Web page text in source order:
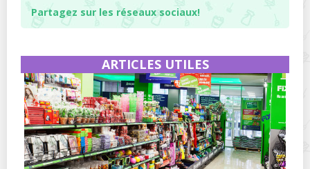
Partagez sur les réseaux sociaux!
ARTICLES UTILES